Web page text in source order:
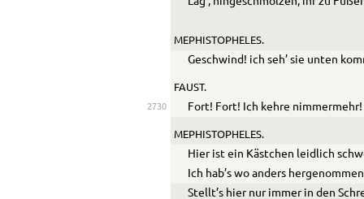
MEPHISTOPHELES.
Geschwind! ich seh’ sie unten
FAUST.
2730 Fort! Fort! Ich kehre nimmermehr!
MEPHISTOPHELES.
Hier ist ein Kästchen leidlich
Ich hab’s wo anders
Stellt’s hier nur immer in den